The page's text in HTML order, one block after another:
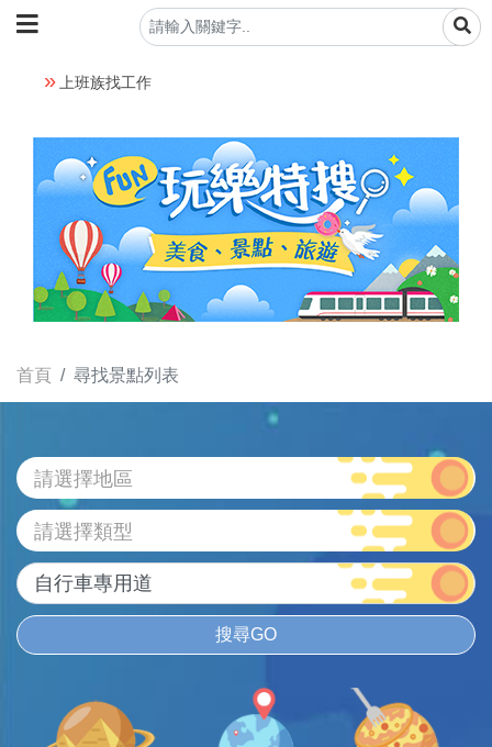
上班族找工作
首頁 尋找景點列表
請選擇地區
請選擇類型
搜尋GO